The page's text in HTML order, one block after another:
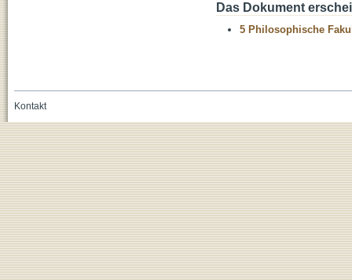
Das Dokument
5 Philosophische
Kontakt